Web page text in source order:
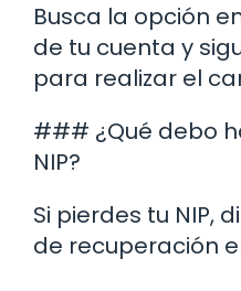
Busca la opción
de tu cuenta y
para realizar el
### ¿Qué debo
NIP?
Si pierdes tu NIP,
de recuperación